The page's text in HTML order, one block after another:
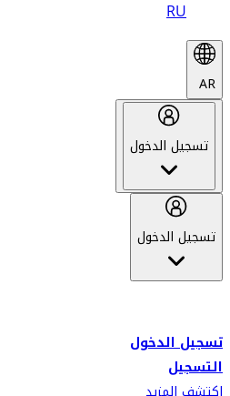
RU
AR
تسجيل الدخول
تسجيل الدخول
تسجيل الدخول
التسجيل